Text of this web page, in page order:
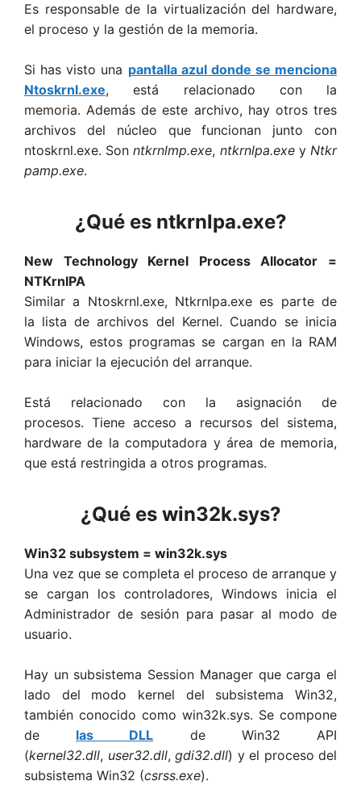
Es responsable de la virtualización del hardware,
el proceso y la gestión de la memoria.
Si has visto una pantalla azul donde se menciona
Ntoskrnl.exe, está relacionado con la
memoria. Además de este archivo, hay otros tres
archivos del núcleo que funcionan junto con
ntoskrnl.exe. Sonntkrnlmp.exe, ntkrnlpa.exeyNtkr
pamp.exe.
¿Qué es ntkrnlpa.exe?
New Technology Kernel Process Allocator =
NTKrnlPA
Similar a Ntoskrnl.exe, Ntkrnlpa.exe es parte de
la lista de archivos del Kernel. Cuando se inicia
Windows, estos programas se cargan en la RAM
para iniciar la ejecución del arranque.
Está relacionado con la asignación de
procesos. Tiene acceso a recursos del sistema,
hardware de la computadora y área de memoria,
que está restringida a otros programas.
¿Qué es win32k.sys?
Win32 subsystem = win32k.sys
Una vez que se completa el proceso de arranque y
se cargan los controladores, Windows inicia el
Administrador de sesión para pasar al modo de
usuario.
Hay un subsistema Session Manager que carga el
lado del modo kernel del subsistema Win32,
también conocido como win32k.sys. Se compone
de las DLL de Win32 API
(kernel32.dll, user32.dll, gdi32.dll) y el proceso del
subsistema Win32 (csrss.exe).